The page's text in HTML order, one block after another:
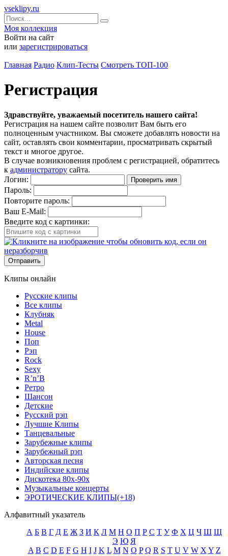
vseklipy.ru
Моя коллекция
Войти на сайт
или зарегистрироваться
Главная Радио Клип-Тесты Смотреть ТОП-100
Регистрация
Здравствуйте, уважаемый посетитель нашего сайта!
Регистрация на нашем сайте позволит Вам быть его
полноценным участником. Вы сможете добавлять новости на
сайт, оставлять свои комментарии, просматривать скрытый
текст и многое другое.
В случае возникновения проблем с регистрацией, обратитесь
к администратору сайта.
Логин:
Пароль:
Повторите пароль:
Ваш E-Mail:
Введите код с картинки:
Отправить
Клипы онлайн
Русские клипы
Все клипы
Клубняк
Metal
House
Поп
Рэп
Rock
Sexy
R’n’B
Ретро
Шансон
Детские
Русский рэп
Лучшие Клипы
Танцевальные
Зарубежные клипы
Зарубежный рэп
Авторская песня
Индийские клипы
Дискотека 80х-90х
Музыкальные концерты
ЭРОТИЧЕСКИЕ КЛИПЫ(+18)
Алфавитный указатель
А Б В Г Д Е Ж З И К Л М Н О П Р С Т У Ф Х Ц Ч Ш Щ
Э Ю Я
A B C D E F G H I J K L M N O P Q R S T U V W X Y Z